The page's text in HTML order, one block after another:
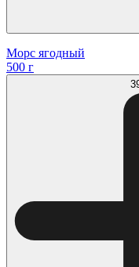
Морс ягодный
500 г